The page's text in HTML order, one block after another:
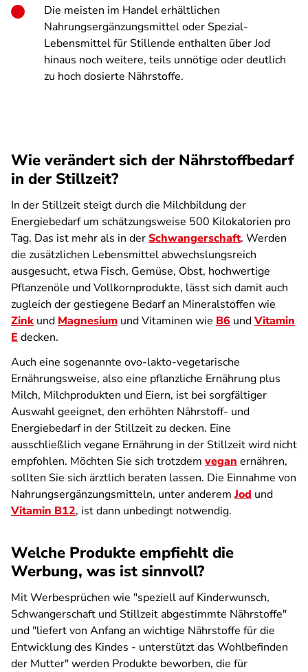
Die meisten im Handel erhältlichen
Nahrungsergänzungsmittel oder Spezial-
Lebensmittel für Stillende enthalten über Jod
hinaus noch weitere, teils unnötige oder deutlich
zu hoch dosierte Nährstoffe.
Wie verändert sich der Nährstoffbedarf
in der Stillzeit?
In der Stillzeit steigt durch die Milchbildung der
Energiebedarf um schätzungsweise 500 Kilokalorien pro
Tag. Das ist mehr als in derSchwangerschaft. Werden
die zusätzlichen Lebensmittel abwechslungsreich
ausgesucht, etwa Fisch, Gemüse, Obst, hochwertige
Pflanzenöle und Vollkornprodukte, lässt sich damit auch
zugleich der gestiegene Bedarf an Mineralstoffen wie
Zink und Magnesium und Vitaminen wie B6 undVitamin
E decken.
Auch eine sogenannte ovo-lakto-vegetarische
Ernährungsweise, also eine pflanzliche Ernährung plus
Milch, Milchprodukten und Eiern, ist bei sorgfältiger
Auswahl geeignet, den erhöhten Nährstoff- und
Energiebedarf in der Stillzeit zu decken. Eine
ausschließlich vegane Ernährung in der Stillzeit wird nicht
empfohlen. Möchten Sie sich trotzdem vegan ernähren,
sollten Sie sich ärztlich beraten lassen. Die Einnahme von
Nahrungsergänzungsmitteln, unter anderemJod und
Vitamin B12, ist dann unbedingt notwendig.
Welche Produkte empfiehlt die
Werbung, was ist sinnvoll?
Mit Werbesprüchen wie "speziell auf Kinderwunsch,
Schwangerschaft und Stillzeit abgestimmte Nährstoffe"
und "liefert von Anfang an wichtige Nährstoffe für die
Entwicklung des Kindes - unterstützt das Wohlbefinden
der Mutter" werden Produkte beworben, die für